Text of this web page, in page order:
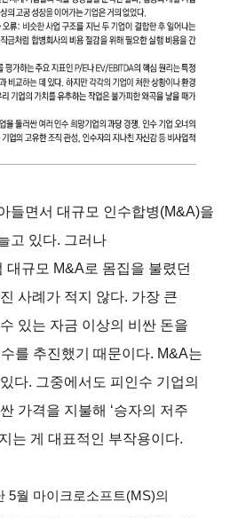
들면서 대규모 인수합병(M&A)을
고 있다. 그러나
대규모 M&A로 몸집을 불렸던
사례가 적지 않다. 가장 큰
있는 자금 이상의 비싼 돈을
를 추진했기 때문이다. M&A는
다. 그중에서도 피인수 기업의
가격을 지불해 ‘승자의 저주
는 게 대표적인 부작용이다.
5월 마이크로소프트(MS)의